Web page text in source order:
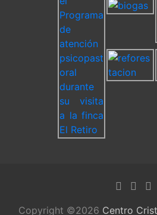
Copyright ©2026 Centro